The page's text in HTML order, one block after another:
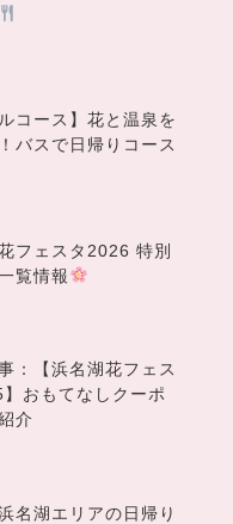
ルコース】花と温泉を
バスで日帰りコース
フェスタ2026 特別
覧情報
：【浜名湖花フェス
おもてなしクーポ
介
名湖エリアの日帰り